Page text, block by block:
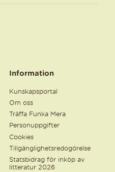
Information
Kunskapsportal
Om oss
Träffa Funka Mera
Personuppgifter
Cookies
Tillgänglighetsredogörelse
Statsbidrag för inköp av
litteratur 2026